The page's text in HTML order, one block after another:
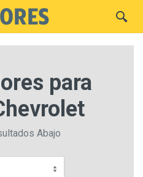
para
Abajo